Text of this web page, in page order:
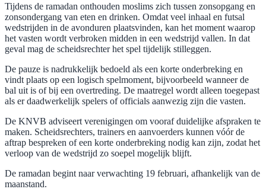
Tijdens de ramadan onthouden moslims zich tussen zonsopgang en
zonsondergang van eten en drinken. Omdat veel inhaal en futsal
wedstrijden in de avonduren plaatsvinden, kan het moment waarop
het vasten wordt verbroken midden in een wedstrijd vallen. In dat
geval mag de scheidsrechter het spel tijdelijk stilleggen.
De pauze is nadrukkelijk bedoeld als een korte onderbreking en
vindt plaats op een logisch spelmoment, bijvoorbeeld wanneer de
bal uit is of bij een overtreding. De maatregel wordt alleen toegepast
als er daadwerkelijk spelers of officials aanwezig zijn die vasten.
De KNVB adviseert verenigingen om vooraf duidelijke afspraken te
maken. Scheidsrechters, trainers en aanvoerders kunnen vóór de
aftrap bespreken of een korte onderbreking nodig kan zijn, zodat het
verloop van de wedstrijd zo soepel mogelijk blijft.
De ramadan begint naar verwachting 19 februari, afhankelijk van de
maanstand.